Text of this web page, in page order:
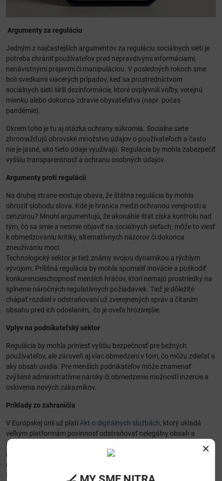
Argumenty za reguláciu
Jedným z najčastejších argumentov za reguláciu sociálnych sietí je
potreba chrániť používateľov pred nepravdivými informáciami,
nenávistnými prejavmi či manipuláciou. V posledných rokoch sme
boli svedkami viacerých prípadov, keď sa prostredníctvom
sociálnych sietí šírili dezinformácie, ktoré ovplyvnili voľby, verejnú
mienku alebo dokonca zdravie obyvateľstva (napr. počas
pandémie).
Okrem toho je tu aj otázka ochrany súkromia. Sociálne siete
zhromažďujú obrovské množstvo údajov o používateľoch a často
nie je jasné, ako tieto údaje využívajú. Regulácia by mohla zabezpečiť
vyššiu transparentnosť a ochranu osobných údajov.
Argumenty proti regulácii
Na druhej strane existuje obava, že štátna regulácia by mohla
ohroziť slobodu slova. Kde je hranica medzi ochranou verejnosti a
cenzúrou? Mnohí argumentujú, že akonáhle štát získa kontrolu nad
tým, čo sa smie a nesmie objaviť na sociálnych sieťach, môže to viesť
k obmedzovaniu kritiky, alternatívnych názorov či dokonca
zneužívaniu moci.
Technologický sektor je tiež známy svojou dynamikou a rýchlym
vývojom. Prílišná regulácia by mohla spomaliť inovácie a poškodiť
konkurencieschopnosť menších hráčov, ktorí nemajú prostriedky na
splnenie náročných regulatívnych požiadaviek. Tiež je dôležité
chápať rozdiiel v odstraňovaní už zverejnených správ a čítaním
obsahu pred ich odoslaním, čo je oveľa hrozivejšie.
Vplyv na podnikateľský sektor
Regulácia by mohla priniesť vyššiu bezpečnosť pre bežných
používateľov, ale zároveň aj viac obmedzení v tom, čo môžu zdieľať a
aký obsah uvidia. Pre menších podnikateľov môže znamenať
zvýšené administratívne nároky či obmedzenie možností inzercie a
oslovenia nových zákazníkov.
Príklady zo zahraničia
V Európskej únii už platíAkt o digitálnych službách, ktorý ukladá
veľkým platformám povinnosť odstraňovať nelegálny obsah a
chrániť používateľov pred škodlivými materiálmi. V USA je diskusia o
regulácii veľmi živá, no krajina zatiaľ uprednostňuje väčšiu slobodu
na internete a to aj pod vplyvom škandálu, kedy zakladateľ
Facebooku priznal pred súdom, že vládne zložky Bidenovej
✕